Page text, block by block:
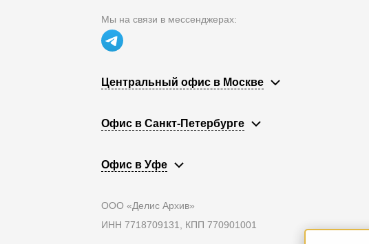
Мы на связи в мессенджерах:
Центральный офис в Москве
Офис в Санкт-Петербурге
Офис в Уфе
ООО «Делис Архив»
ИНН 7718709131, КПП 770901001